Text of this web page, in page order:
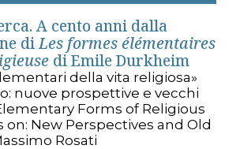
A cento anni dalla
diLes formes élémentaires
di Emile Durkheim
della vita religiosa»
nuove prospettive e vecchi
Forms of Religious
on: New Perspectives and Old
Rosati